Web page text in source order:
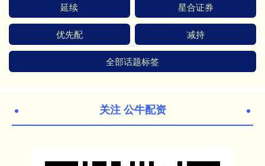
延续 星合证券
优先配 减持
全部话题标签
关注 公牛配资